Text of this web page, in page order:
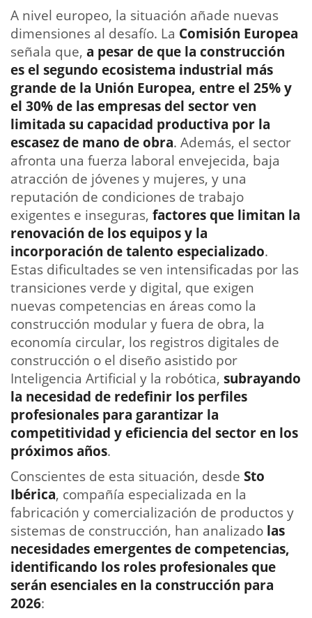
A nivel europeo, la situación añade nuevas
dimensiones al desafío. La Comisión Europea
señala que, a pesar de que la construcción
es el segundo ecosistema industrial más
grande de la Unión Europea, entre el 25% y
el 30% de las empresas del sector ven
limitada su capacidad productiva por la
escasez de mano de obra. Además, el sector
afronta una fuerza laboral envejecida, baja
atracción de jóvenes y mujeres, y una
reputación de condiciones de trabajo
exigentes e inseguras, factores que limitan la
renovación de los equipos y la
incorporación de talento especializado.
Estas dificultades se ven intensificadas por las
transiciones verde y digital, que exigen
nuevas competencias en áreas como la
construcción modular y fuera de obra, la
economía circular, los registros digitales de
construcción o el diseño asistido por
Inteligencia Artificial y la robótica, subrayando
la necesidad de redefinir los perfiles
profesionales para garantizar la
competitividad y eficiencia del sector en los
próximos años.
Conscientes de esta situación, desde Sto
Ibérica, compañía especializada en la
fabricación y comercialización de productos y
sistemas de construcción, han analizado las
necesidades emergentes de competencias,
identificando los roles profesionales que
serán esenciales en la construcción para
2026: